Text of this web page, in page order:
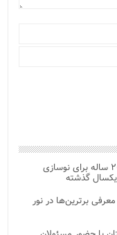
اعطای وام ۵۰۰ میلیون تومانی با بازپرداخت ۲۰ ساله برای نوسازی
برترین‌ها در نور